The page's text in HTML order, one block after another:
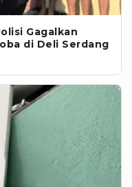
Gagalkan
di Deli Serdang